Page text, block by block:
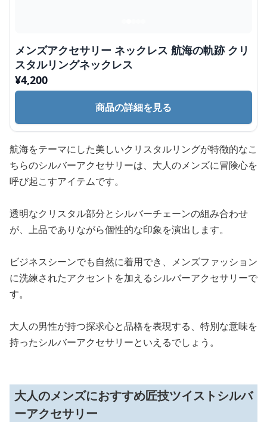
メンズアクセサリー ネックレス 航海の軌跡 クリ
スタルリングネックレス
¥4,200
商品の詳細を見る
航海をテーマにした美しいクリスタルリングが特徴的なこ
ちらのシルバーアクセサリーは、大人のメンズに冒険心を
呼び起こすアイテムです。
透明なクリスタル部分とシルバーチェーンの組み合わせ
が、上品でありながら個性的な印象を演出します。
ビジネスシーンでも自然に着用でき、メンズファッション
に洗練されたアクセントを加えるシルバーアクセサリーで
す。
大人の男性が持つ探求心と品格を表現する、特別な意味を
持ったシルバーアクセサリーといえるでしょう。
大人のメンズにおすすめ匠技ツイストシルバ
ーアクセサリー